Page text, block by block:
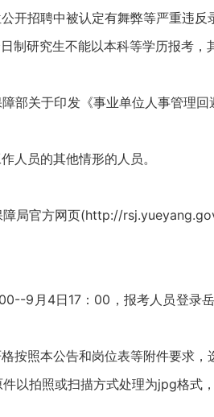
招聘中被认定有舞弊等严重违反
研究生不能以本科等学历报考，
关于印发《事业单位人事管理回
员的其他情形的人员。
局官方网页(http://
9月4日17：00，报考人员登录
照本公告和岗位表等附件要求，
以拍照或扫描方式处理为jpg格式